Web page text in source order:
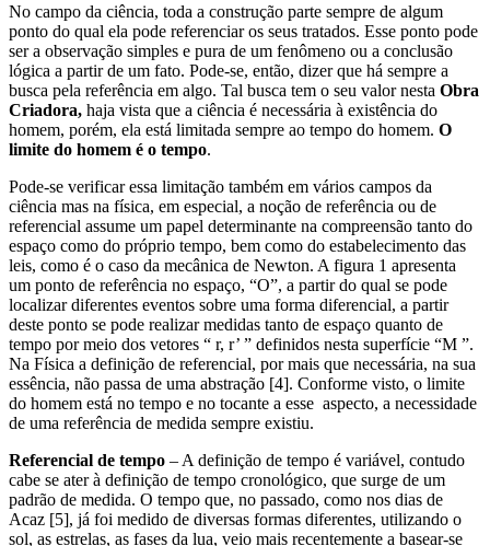
No campo da ciência, toda a construção parte sempre de algum
ponto do qual ela pode referenciar os seus tratados. Esse ponto pode
ser a observação simples e pura de um fenômeno ou a conclusão
lógica a partir de um fato. Pode-se, então, dizer que há sempre a
busca pela referência em algo. Tal busca tem o seu valor nesta Obra
Criadora, haja vista que a ciência é necessária à existência do
homem, porém, ela está limitada sempre ao tempo do homem. O
limite do homem é o tempo.
Pode-se verificar essa limitação também em vários campos da
ciência mas na física, em especial, a noção de referência ou de
referencial assume um papel determinante na compreensão tanto do
espaço como do próprio tempo, bem como do estabelecimento das
leis, como é o caso da mecânica de Newton. A figura 1 apresenta
um ponto de referência no espaço, “O”, a partir do qual se pode
localizar diferentes eventos sobre uma forma diferencial, a partir
deste ponto se pode realizar medidas tanto de espaço quanto de
tempo por meio dos vetores “ r, r’ ” definidos nesta superfície “M ”.
Na Física a definição de referencial, por mais que necessária, na sua
essência, não passa de uma abstração [4]. Conforme visto, o limite
do homem está no tempo e no tocante a esse aspecto, a necessidade
de uma referência de medida sempre existiu.
Referencial de tempo – A definição de tempo é variável, contudo
cabe se ater à definição de tempo cronológico, que surge de um
padrão de medida. O tempo que, no passado, como nos dias de
Acaz [5], já foi medido de diversas formas diferentes, utilizando o
sol, as estrelas, as fases da lua, veio mais recentemente a basear-se